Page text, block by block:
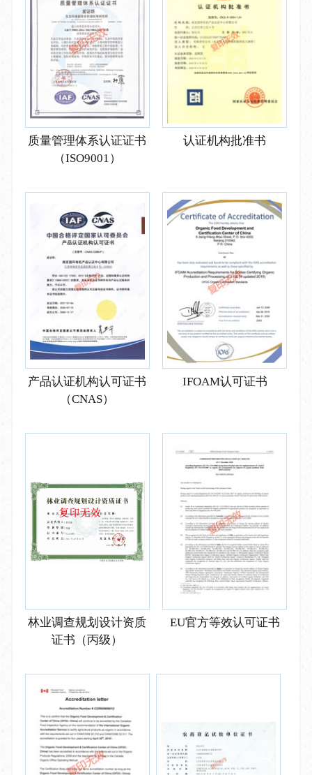
质量管理体系认证证书
（ISO9001）
认证机构批准书
产品认证机构认可证书
（CNAS）
IFOAM认可证书
林业调查规划设计资质
证书（丙级）
EU官方等效认可证书